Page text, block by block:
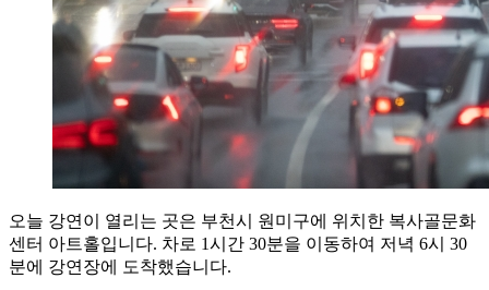
오늘 강연이 열리는 곳은 부천시 원미구에 위치한 복사골문화
센터 아트홀입니다. 차로 1시간 30분을 이동하여 저녁 6시 30
분에 강연장에 도착했습니다.